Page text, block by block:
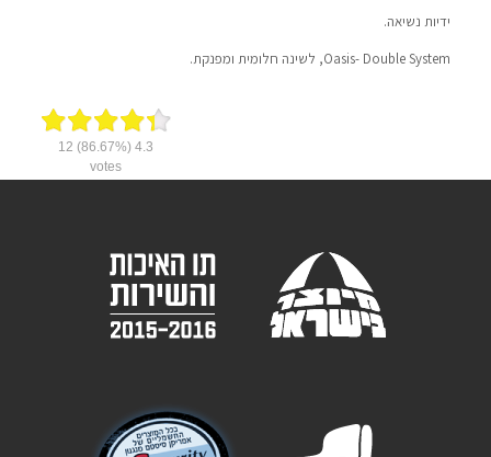
ידיות נשיאה.
Oasis- Double System, לשינה חלומית ומפנקת.
4.3
(86.67%)
12
votes